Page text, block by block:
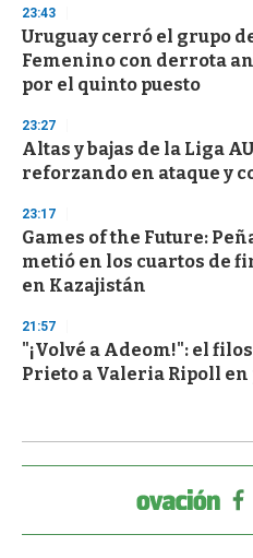
23:43
Uruguay cerró el grupo
Femenino con derrota
por el quinto puesto
23:27
Altas y bajas de la Liga
reforzando en ataque y
23:17
Games of the Future:
metió en los cuartos de
en Kazajistán
21:57
"¡Volvé a Adeom!": el
Prieto a Valeria Ripoll en